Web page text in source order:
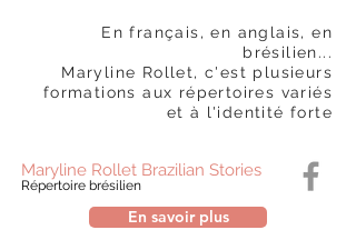
En français, en anglais, en
brésilien...
Maryline Rollet, c'est plusieurs
formations aux répertoires variés
et à l'identité forte
Maryline Rollet Brazilian Stories
Répertoire brésilien
En savoir plus